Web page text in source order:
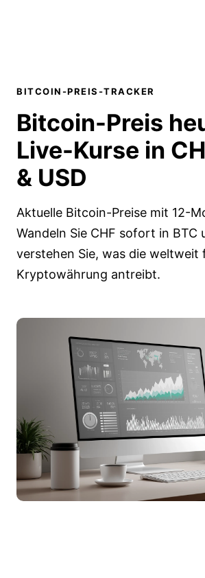
BITCOIN-PREIS-TRACKER
Bitcoin-Preis
Live-Kurse in
& USD
Aktuelle Bitcoin-Preise mit 12-
Wandeln Sie CHF sofort in BTC
verstehen Sie, was die weltweit
Kryptowährung antreibt.